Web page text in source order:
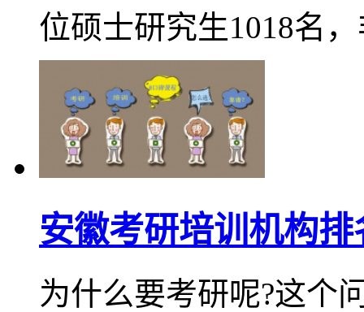
位硕士研究生1018名
安徽考研培训机构
为什么要考研呢?这个